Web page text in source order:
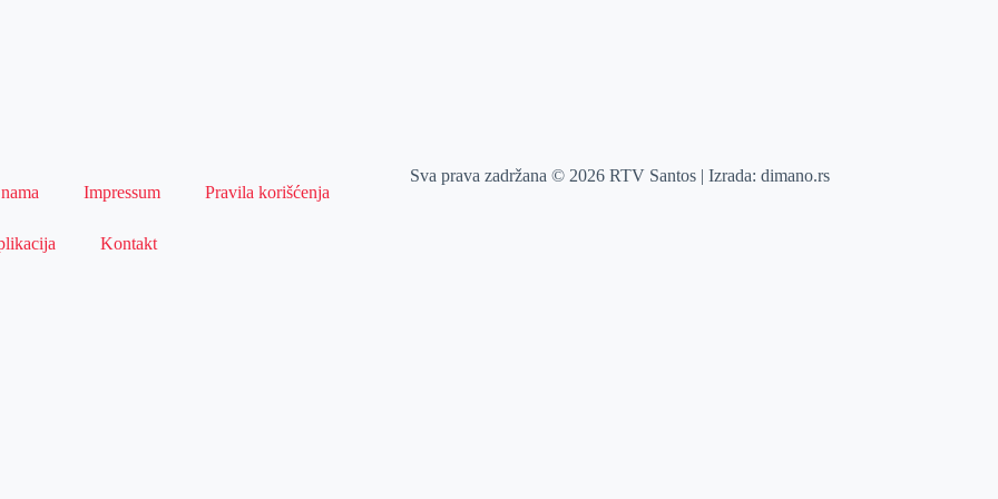
Impressum Pravila korišćenja
Kontakt
Sva prava zadržana © 2026 RTV Santos | Izrada:dimano.rs